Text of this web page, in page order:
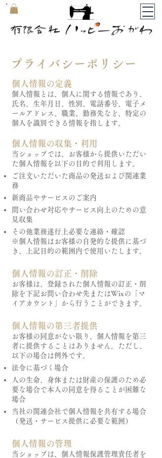
プライバシーポリシー
個人情報の定義
個人情報とは、個人に関する情報であり、
氏名、生年月日、性別、電話番号、電子メ
ールアドレス、職業、勤務先など、特定の
個人を識別できる情報を指します。
個人情報の収集・利用
当ショップでは、お客様から提供いただい
た個人情報を以下の目的で利用します。
ご注文いただいた商品の発送および関連業
務
新商品やサービスのご案内
問い合わせ対応やサービス向上のための意
見収集
その他業務遂行上必要な連絡・確認
※個人情報はお客様の自発的な提供に基づ
き、上記目的の範囲内で使用いたします。
個人情報の訂正・削除
お客様は、登録された個人情報の訂正・削
除を下記お問い合わせ先またはWixの「マ
イアカウント」から行うことができます。
個人情報の第三者提供
お客様の同意がない限り、個人情報を第三
者に提供することはありません。ただし、
以下の場合は例外です。
法令に基づく場合
人の生命、身体または財産の保護のため必
要な場合で本人の同意を得ることが困難な
場合
当社の関連会社で個人情報を共有する場合
（発送・サービス提供に必要な範囲）
個人情報の管理
当ショップは、個人情報保護管理責任者を